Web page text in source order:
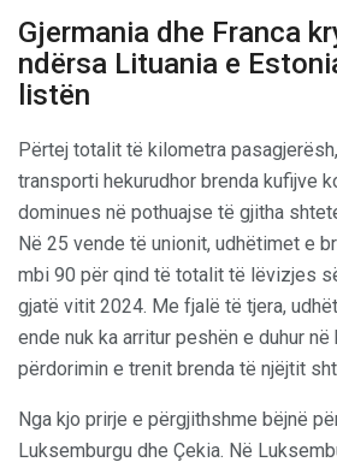
Gjermania dhe Franca
ndërsa Lituania e
listën
Përtej totalit të kilometra
transporti hekurudhor brenda kufijve
dominues në pothuajse të gjitha
Në 25 vende të unionit, udhëtimet e
mbi 90 për qind të totalit të lëvizjes
gjatë vitit 2024. Me fjalë të tjera,
ende nuk ka arritur peshën e duhur në
përdorimin e trenit brenda të njëjtit
Nga kjo prirje e përgjithshme bëjnë
Luksemburgu dhe Çekia. Në